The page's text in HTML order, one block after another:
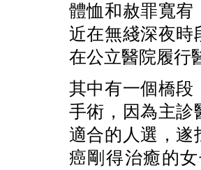
體恤和赦罪寬宥
近在無綫深夜時
在公立醫院履行
其中有一個橋段
手術，因為主診
適合的人選，遂
癌剛得治癒的